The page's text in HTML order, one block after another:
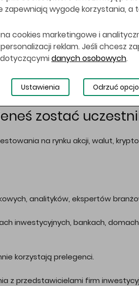
, tradycyjne w Centrum Kongresowym
udziału w konferencji,
emocji oraz najlepszy
się jak inwestować
zostać
na rynku akcji, walut,
analityków, ekspertów
inwestycyjnych, bankach,
korzystają prelegenci.
z przedstawicielami firm
zapewniają wygodę korzystania, a
cookies marketingowe i
reklam. Jeśli chcesz
danych osobowych.
Ustawienia Odrzuć